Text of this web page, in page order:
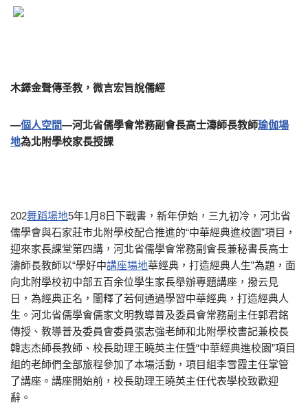
木鐸金聲傳圣教，微言宏旨說儒經
—個人空間—河北省儒學會常務副會長高士濤師長教師瑜伽場
地為北附學校家長授課
202舞蹈場地5年1月8日下戰書，新年伊始，三九初冷，河北省
儒學會與石家莊市北附學校配合推進的“中華經典進校園”項目，
迎來家長課堂第四講，河北省儒學會常務副會長兼秘書長高士
濤師長教師以“學好中講座場地華經典，打造經典人生”為題，面
向北附學校初中部五百余位學生家長舉辦專題講座，撥云見
日，為經典正名，闡釋了若何通過學習中華經典，打造經典人
生。河北省儒學會儒家文明教導普及委員會常務副主任郭君銘
傳授、教導普及委員會委員張志強老師和北附學校書記兼校長
韓志杰師長教師、校長助理王曉英主任暨“中華經典進校園”項目
組的老師們全部旅程參加了本場活動，項目組李雪霞主任掌管
了講座。講座開始前，校長助理王曉英主任代表學校致歡迎
辭。